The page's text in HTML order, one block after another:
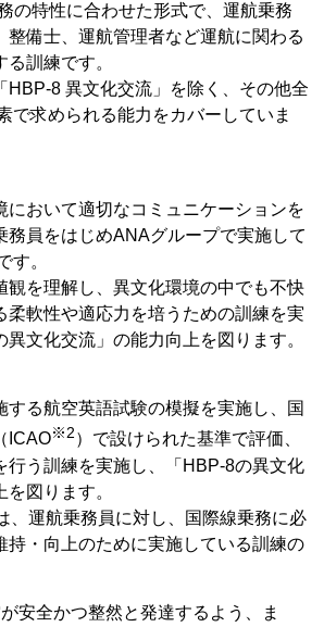
の特性に合わせた形式で、運航乗務
整備士、運航管理者など運航に関わる
訓練です。
HBP-8 異文化交流」を除く、その他全
で求められる能力をカバーしていま
において適切なコミュニケーションを
務員をはじめANAグループで実施して
す。
観を理解し、異文化環境の中でも不快
柔軟性や適応力を培うための訓練を実
文化交流」の能力向上を図ります。
する航空英語試験の模擬を実施し、国
ICAO※2）で設けられた基準で評価、
行う訓練を実施し、「HBP-8の異文化
図ります。
、運航乗務員に対し、国際線乗務に必
持・向上のために実施している訓練の
安全かつ整然と発達するよう、ま